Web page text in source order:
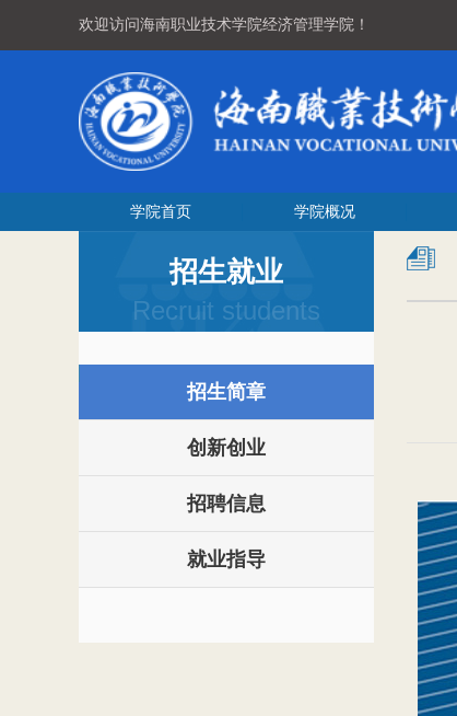
欢迎访问海南职业技术学院经济管理学院！
学院首页 学院概况
招生就业
Recruit students
招生简章
创新创业
招聘信息
就业指导